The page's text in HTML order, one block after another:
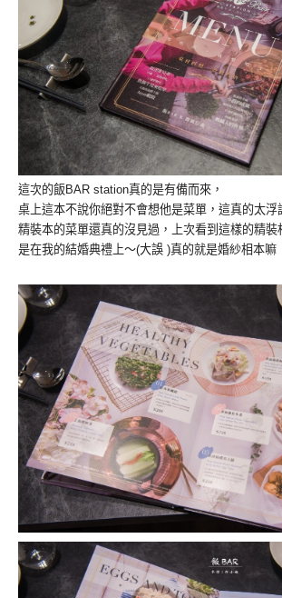
這次的飯BAR station真的是有備而來，
桌上這本不說你絕對不會想他是菜單，這真的太浮
精裝本的菜單還真的沒見過，上次看到這樣的精裝
是在我的結婚典禮上～(大誤 )真的就是婚紗相本嘛